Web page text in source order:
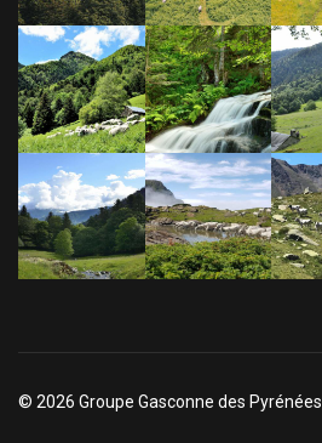
© 2026 Groupe Gasconne des Pyrénées